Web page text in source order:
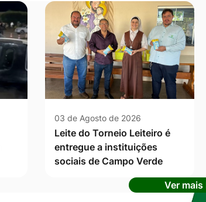
03 de Agosto de 2026
Leite do Torneio Leiteiro é
entregue a instituições
sociais de Campo Verde
Ver